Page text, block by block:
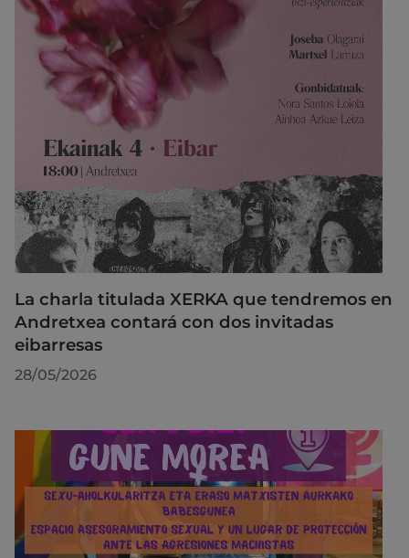
La charla titulada XERKA que tendremos en
Andretxea contará con dos invitadas
eibarresas
28/05/2026